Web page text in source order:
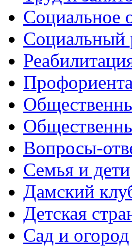
Социальное
Социальный
Вопросы-
Семья и дети
Дамский
Детская
Сад и огород